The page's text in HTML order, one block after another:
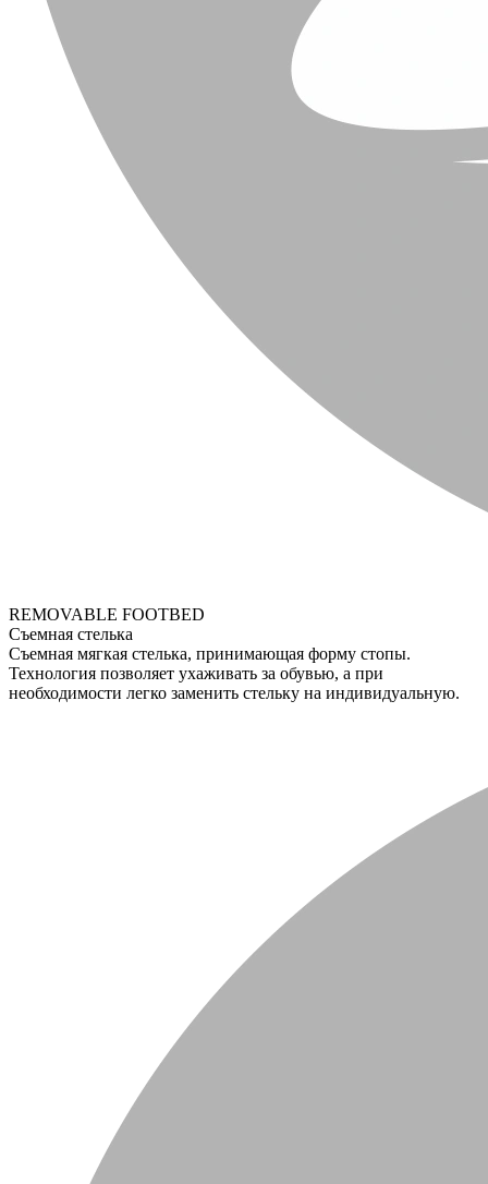
REMOVABLE FOOTBED
Съемная стелька
Съемная мягкая стелька, принимающая форму стопы.
Технология позволяет ухаживать за обувью, а при
необходимости легко заменить стельку на индивидуальную.